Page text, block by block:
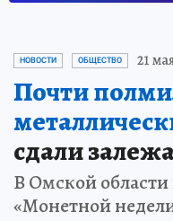
НОВОСТИ ОБЩЕСТВО 21
Почти
сдали
В Омской
«Монетной